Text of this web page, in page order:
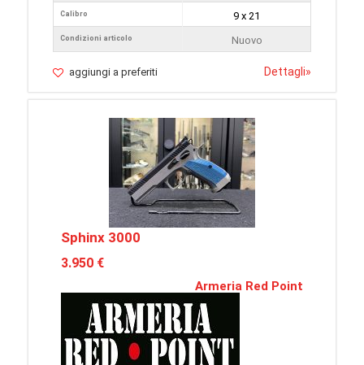
Calibro
Condizioni articolo
9 x 21
Nuovo
aggiungi a preferiti Dettagli»
Sphinx 3000
3.950 €
Armeria Red Point